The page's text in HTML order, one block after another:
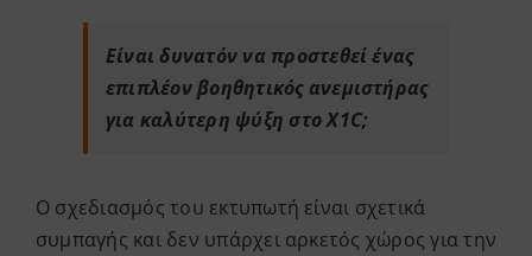
Είναι δυνατόν να προστεθεί ένας
επιπλέον βοηθητικός ανεμιστήρας
για καλύτερη ψύξη στο X1C;
Ο σχεδιασμός του εκτυπωτή είναι σχετικά
συμπαγής και δεν υπάρχει αρκετός χώρος για την